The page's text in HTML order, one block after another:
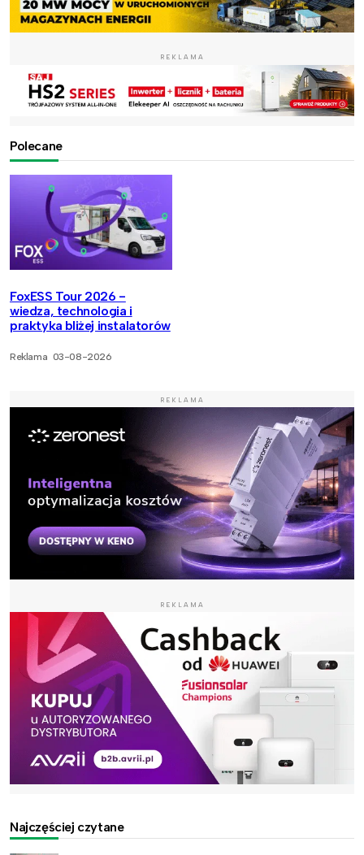
REKLAMA
Polecane
FoxESS Tour 2026 -
wiedza, technologia i
praktyka bliżej instalatorów
Reklama 03-08-2026
REKLAMA
REKLAMA
Najczęściej czytane